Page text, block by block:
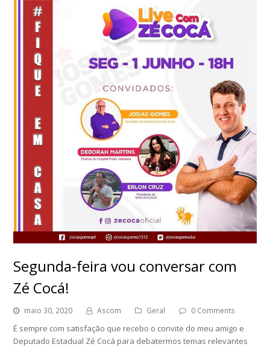
Segunda-feira vou conversar com
Zé Cocá!
maio 30, 2020 Ascom Geral 0 Comments
É sempre com satisfação que recebo o convite do meu amigo e
Deputado Estadual Zé Cocá para debatermos temas relevantes